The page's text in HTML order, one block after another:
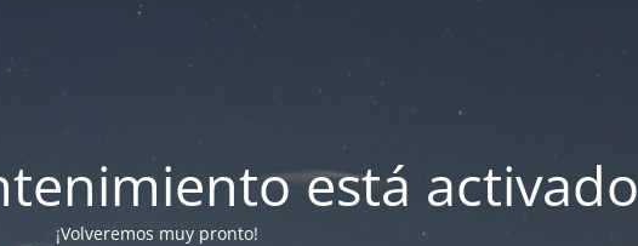
está activado
¡Volveremos muy pronto!